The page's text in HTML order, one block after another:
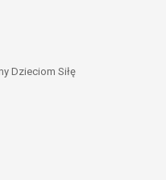
Dzieciom Siłę